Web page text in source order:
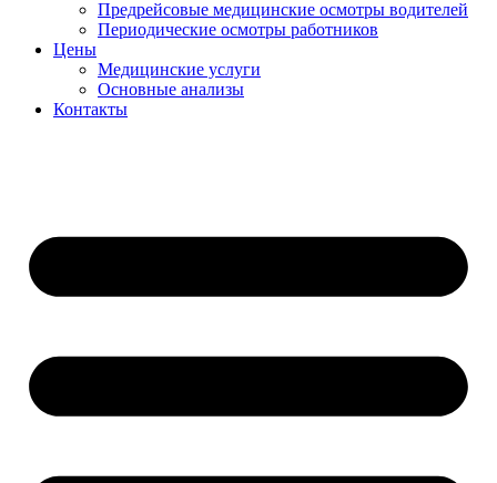
Предрейсовые медицинские осмотры водителей
Периодические осмотры работников
Цены
Медицинские услуги
Основные анализы
Контакты